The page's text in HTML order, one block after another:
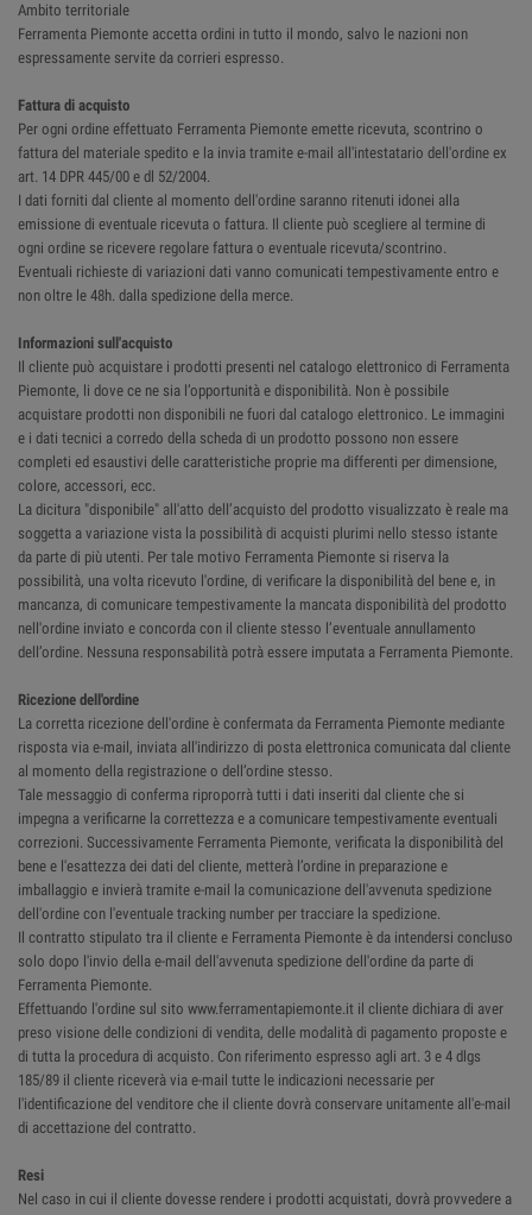
Ambito territoriale
Ferramenta Piemonte accetta ordini in tutto il mondo, salvo le nazioni non
espressamente servite da corrieri espresso.
Fattura di acquisto
Per ogni ordine effettuato Ferramenta Piemonte emette ricevuta, scontrino o
fattura del materiale spedito e la invia tramite e-mail all'intestatario dell'ordine ex
art. 14 DPR 445/00 e dl 52/2004.
I dati forniti dal cliente al momento dell'ordine saranno ritenuti idonei alla
emissione di eventuale ricevuta o fattura. Il cliente può scegliere al termine di
ogni ordine se ricevere regolare fattura o eventuale ricevuta/scontrino.
Eventuali richieste di variazioni dati vanno comunicati tempestivamente entro e
non oltre le 48h. dalla spedizione della merce.
Informazioni sull'acquisto
Il cliente può acquistare i prodotti presenti nel catalogo elettronico di Ferramenta
Piemonte, li dove ce ne sia l’opportunità e disponibilità. Non è possibile
acquistare prodotti non disponibili ne fuori dal catalogo elettronico. Le immagini
e i dati tecnici a corredo della scheda di un prodotto possono non essere
completi ed esaustivi delle caratteristiche proprie ma differenti per dimensione,
colore, accessori, ecc.
La dicitura "disponibile" all'atto dell’acquisto del prodotto visualizzato è reale ma
soggetta a variazione vista la possibilità di acquisti plurimi nello stesso istante
da parte di più utenti. Per tale motivo Ferramenta Piemonte si riserva la
possibilità, una volta ricevuto l'ordine, di verificare la disponibilità del bene e, in
mancanza, di comunicare tempestivamente la mancata disponibilità del prodotto
nell'ordine inviato e concorda con il cliente stesso l’eventuale annullamento
dell’ordine. Nessuna responsabilità potrà essere imputata a Ferramenta Piemonte.
Ricezione dell'ordine
La corretta ricezione dell'ordine è confermata da Ferramenta Piemonte mediante
risposta via e-mail, inviata all'indirizzo di posta elettronica comunicata dal cliente
al momento della registrazione o dell’ordine stesso.
Tale messaggio di conferma riproporrà tutti i dati inseriti dal cliente che si
impegna a verificarne la correttezza e a comunicare tempestivamente eventuali
correzioni. Successivamente Ferramenta Piemonte, verificata la disponibilità del
bene e l'esattezza dei dati del cliente, metterà l’ordine in preparazione e
imballaggio e invierà tramite e-mail la comunicazione dell'avvenuta spedizione
dell'ordine con l'eventuale tracking number per tracciare la spedizione.
Il contratto stipulato tra il cliente e Ferramenta Piemonte è da intendersi concluso
solo dopo l'invio della e-mail dell'avvenuta spedizione dell'ordine da parte di
Ferramenta Piemonte.
Effettuando l'ordine sul sito www.ferramentapiemonte.it il cliente dichiara di aver
preso visione delle condizioni di vendita, delle modalità di pagamento proposte e
di tutta la procedura di acquisto. Con riferimento espresso agli art. 3 e 4 dlgs
185/89 il cliente riceverà via e-mail tutte le indicazioni necessarie per
l'identificazione del venditore che il cliente dovrà conservare unitamente all'e-mail
di accettazione del contratto.
Resi
Nel caso in cui il cliente dovesse rendere i prodotti acquistati, dovrà provvedere a